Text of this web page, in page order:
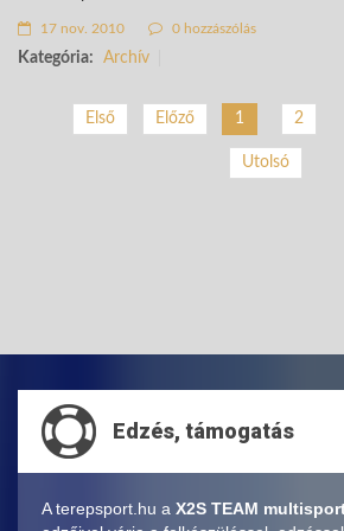
17 nov. 2010 0 hozzászólás
Kategória: Archív
Első Előző 1 2
Utolsó
Edzés, támogatás
A terepsport.hu a X2S TEAM